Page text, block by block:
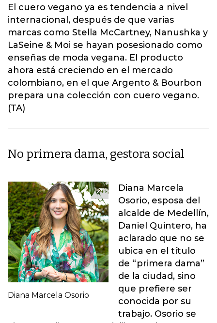
El cuero vegano ya es tendencia a nivel
internacional, después de que varias
marcas como Stella McCartney, Nanushka y
LaSeine & Moi se hayan posesionado como
enseñas de moda vegana. El producto
ahora está creciendo en el mercado
colombiano, en el que Argento & Bourbon
prepara una colección con cuero vegano.
(TA)
No primera dama, gestora social
Diana Marcela Osorio
Diana Marcela
Osorio, esposa del
alcalde de Medellín,
Daniel Quintero, ha
aclarado que no se
ubica en el título
de “primera dama”
de la ciudad, sino
que prefiere ser
conocida por su
trabajo. Osorio se